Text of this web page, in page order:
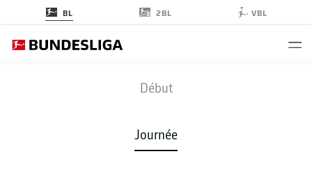
BL 2BL VBL
Début
Journée
BMG - SGE